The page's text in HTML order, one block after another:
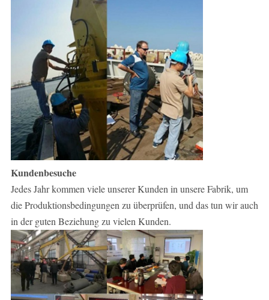
Kundenbesuche
Jedes Jahr kommen viele unserer Kunden in unsere Fabrik, um
die Produktionsbedingungen zu überprüfen, und das tun wir auch
in der guten Beziehung zu vielen Kunden.